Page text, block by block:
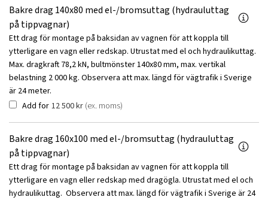
Bakre drag 140x80 med el-/bromsuttag (hydrauluttag
på tippvagnar)
Ett drag för montage på baksidan av vagnen för att koppla till
ytterligare en vagn eller redskap. Utrustat med el och hydraulikuttag.
Max. dragkraft 78,2 kN, bultmönster 140x80 mm, max. vertikal
belastning 2 000 kg. Observera att max. längd för vägtrafik i Sverige
är 24 meter.
Add for 12 500kr (ex. moms)
Bakre drag 160x100 med el-/bromsuttag (hydrauluttag
på tippvagnar)
Ett drag för montage på baksidan av vagnen för att koppla till
ytterligare en vagn eller redskap med dragögla. Utrustat med el och
hydraulikuttag. Observera att max. längd för vägtrafik i Sverige är 24